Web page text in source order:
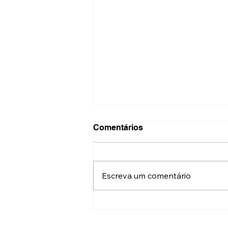
Comentários
Escreva um comentário